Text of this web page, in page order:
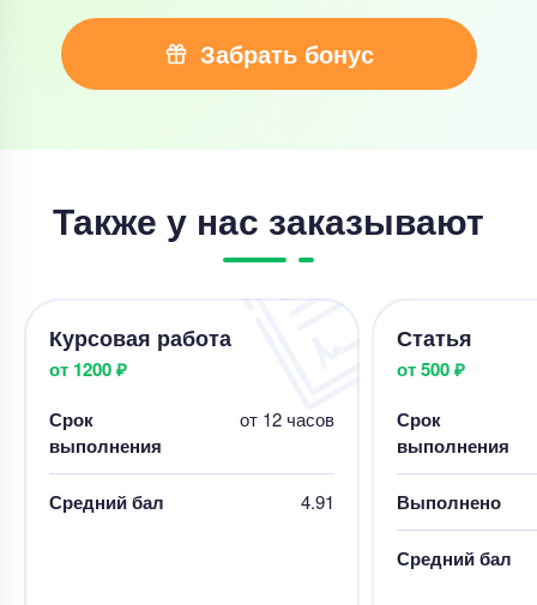
Забрать бонус
Также у нас заказывают
Курсовая работа
от 1200 ₽
Срок
выполнения
от 12 часов
Средний бал 4.91
Статья
от 500 ₽
Срок
выполнения
Выполнено
Средний бал